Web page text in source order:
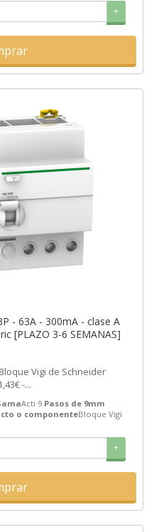
+
- 63A - 300mA - clase A
[PLAZO 3-6 SEMANAS]
-...
Acti 9 Pasos de 9mm
o componenteBloque Vigi
+